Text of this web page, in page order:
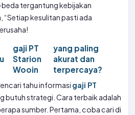
tergantung kebijakan
“Setiap kesulitan pasti ada
gaji PT
Starion
Wooin
yang paling
akurat dan
terpercaya?
tahu informasi gaji PT
butuh strategi. Cara terbaik adalah
sumber. Pertama, coba cari di